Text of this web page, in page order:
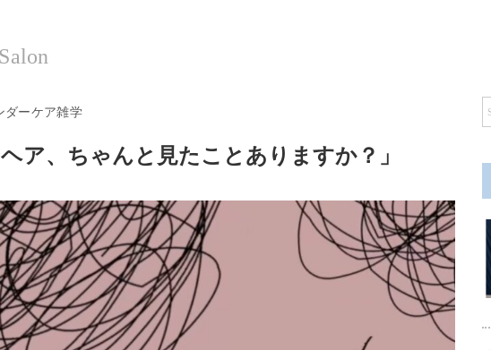
ダーケア雑学
ヘア、ちゃんと見たことありますか？」